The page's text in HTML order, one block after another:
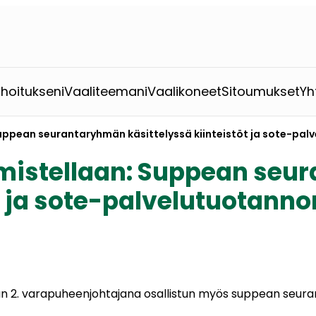
VaaliteemaniVaalikoneetSitoumukset
seurantaryhmän käsittelyssä kiinteistöt ja sote-
Suppean
sote-
varapuheenjohtajana osallistun myös suppean